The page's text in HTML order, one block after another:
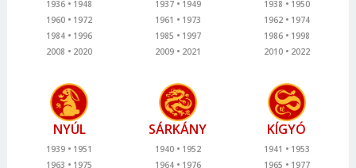
1936
1948
1960
1972
1984
1996
2008
2020
1937
1949
1961
1973
1985
1997
2009
2021
1938
1950
1962
1974
1986
1998
2010
2022
NYÚL
1939
1951
1963
1975
SÁRKÁNY
1940
1952
1964
1976
KÍGYÓ
1941
1953
1965
1977